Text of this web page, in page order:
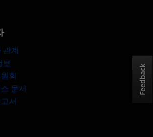
관계
보
회
문서
서
Feedback